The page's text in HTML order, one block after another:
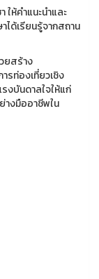
ให้คำแนะนำและ
ด้เรียนรู้จากสถาน
ยสร้าง
รท่องเที่ยวเชิง
บันดาลใจให้แก่
างมืออาชีพใน